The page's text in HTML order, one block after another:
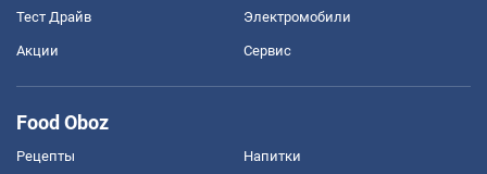
Тест Драйв Электромобили
Акции Сервис
Food Oboz
Рецепты Напитки